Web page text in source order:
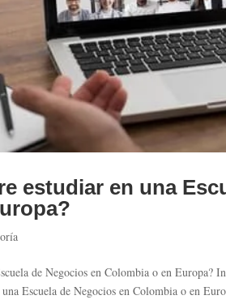
estudiar en una
de Negocios en Colombia o en Europa?
una Escuela de Negocios en Colombia o en